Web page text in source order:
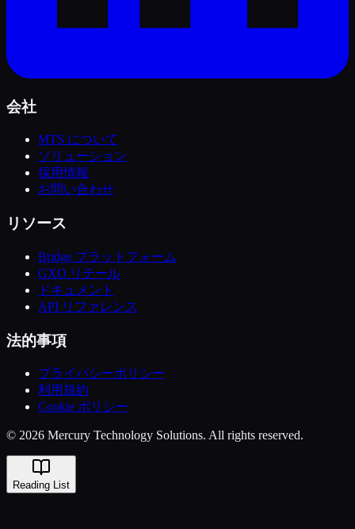
会社
MTS について
ソリューション
採用情報
お問い合わせ
リソース
Bridge プラットフォーム
GXO リテール
ドキュメント
API リファレンス
法的事項
プライバシーポリシー
利用規約
Cookie ポリシー
© 2026 Mercury Technology Solutions. All rights reserved.
Reading List